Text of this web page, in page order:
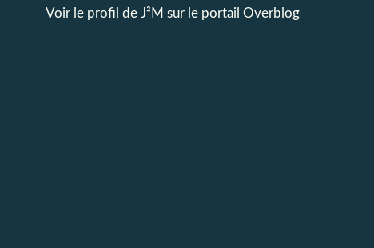
Voir le profil de J²M sur le portail Overblog